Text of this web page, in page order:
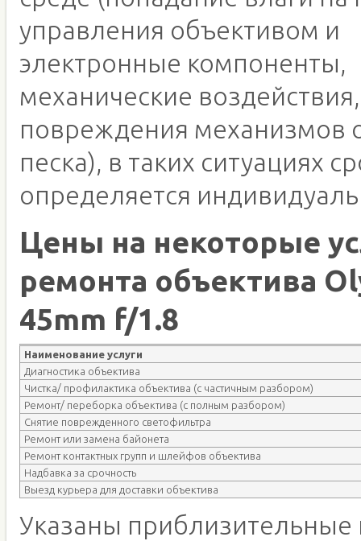
управления объективом и
электронные компоненты,
механические воздействия,
повреждения механизмов
песка), в таких ситуациях
определяется
Цены на некоторые
ремонта объектива
45mm f/1.8
Наименование услуги
Диагностика объектива
Чистка/ профилактика объектива (с частичным разбором)
Ремонт/ переборка объектива (с полным разбором)
Снятие поврежденного светофильтра
Ремонт или замена байонета
Ремонт контактных групп и шлейфов объектива
Надбавка за срочность
Выезд курьера для доставки объектива
Указаны приблизительные